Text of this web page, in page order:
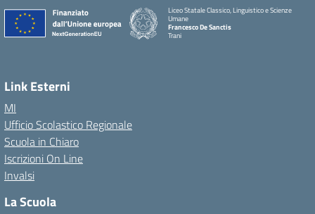
Liceo Statale Classico, Linguistico e Scienze
Umane
Francesco De Sanctis
Trani
Link Esterni
MI
Ufficio Scolastico Regionale
Scuola in Chiaro
Iscrizioni On Line
Invalsi
La Scuola